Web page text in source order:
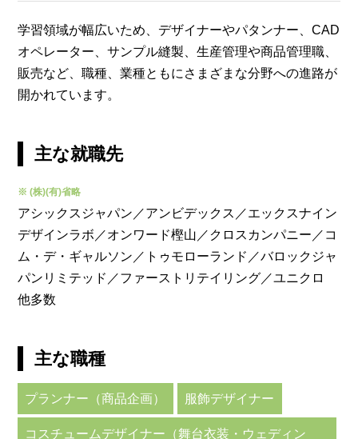
学習領域が幅広いため、デザイナーやパタンナー、CAD
オペレーター、サンプル縫製、生産管理や商品管理職、
販売など、職種、業種ともにさまざまな分野への進路が
開かれています。
主な就職先
※ (株)(有)省略
アシックスジャパン／アンビデックス／エックスナイン
デザインラボ／オンワード樫山／クロスカンパニー／コ
ム・デ・ギャルソン／トゥモローランド／バロックジャ
パンリミテッド／ファーストリテイリング／ユニクロ
他多数
主な職種
プランナー（商品企画） 服飾デザイナー
コスチュームデザイナー（舞台衣装・ウェディン